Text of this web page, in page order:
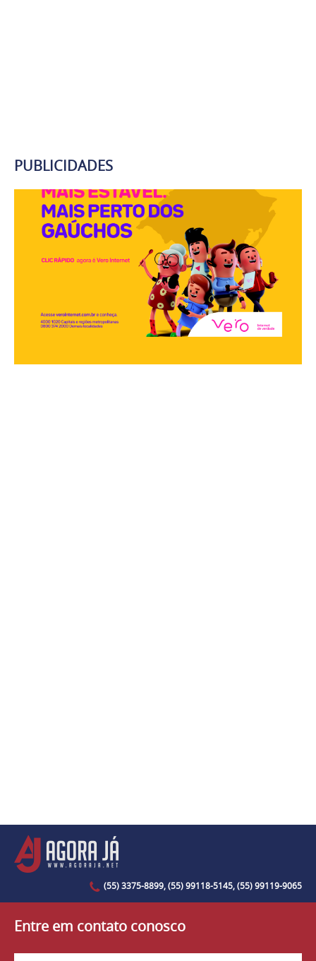
PUBLICIDADES
(55) 3375-8899, (55) 99118-5145, (55) 99119-9065
Entre em contato conosco